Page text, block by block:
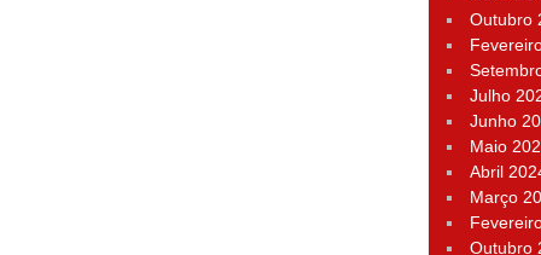
Outubro
Julho
Junho
Maio
Abril
Março
Outubro